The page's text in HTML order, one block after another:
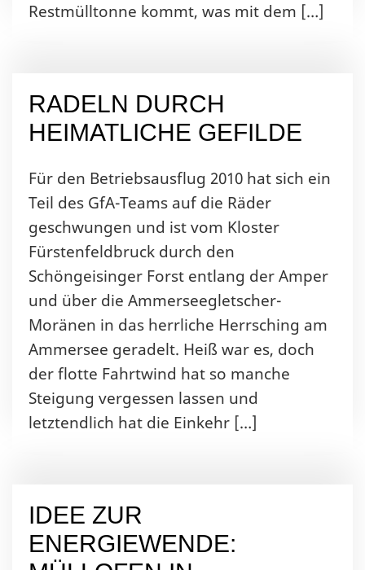
Restmülltonne kommt, was mit dem […]
RADELN DURCH
HEIMATLICHE GEFILDE
Für den Betriebsausflug 2010 hat sich ein
Teil des GfA-Teams auf die Räder
geschwungen und ist vom Kloster
Fürstenfeldbruck durch den
Schöngeisinger Forst entlang der Amper
und über die Ammerseegletscher-
Moränen in das herrliche Herrsching am
Ammersee geradelt. Heiß war es, doch
der flotte Fahrtwind hat so manche
Steigung vergessen lassen und
letztendlich hat die Einkehr […]
IDEE ZUR
ENERGIEWENDE: